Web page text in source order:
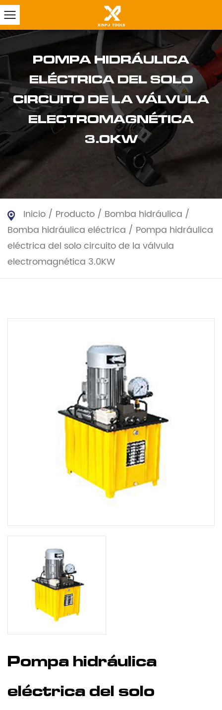
POMPA HIDRÁULICA
ELÉCTRICA DEL SOLO
CIRCUITO DE LA VÁLVULA
ELECTROMAGNÉTICA
3.0KW
Inicio / Producto / Bomba hidráulica /
Bomba hidráulica eléctrica / Pompa hidráulica
eléctrica del solo circuito de la válvula
electromagnética 3.0KW
Pompa hidráulica
eléctrica del solo